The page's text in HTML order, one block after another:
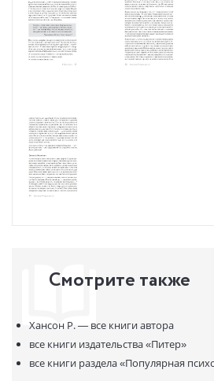
Смотрите также
Хансон Р. — все книги автора
все книги издательства«Питер»
все книги раздела«Популярная